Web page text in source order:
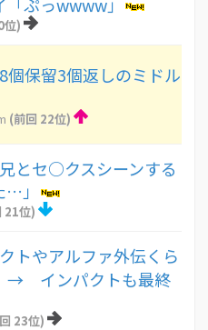
位)
個保留3個返しのミドル
(前回 22位)
とセ○クスシーンする
」
21位)
トやアルファ外伝くら
→ インパクトも最終
23位)